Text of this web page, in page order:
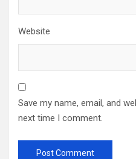
Website
Save my name, email, and
next time I comment.